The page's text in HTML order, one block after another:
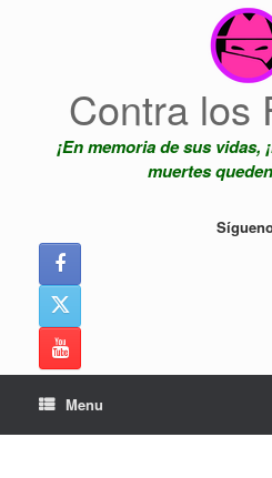
Contra los
¡En memoria de sus vidas,
muertes
Menu